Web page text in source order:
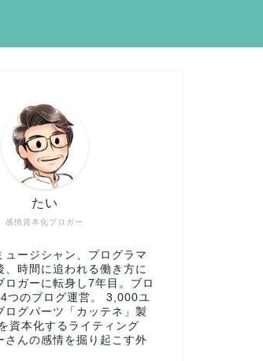
感情資本化ブロガー
たい
ュージシャン、プログラマ
、時間に追われる働き方に
ロガーに転身し7年目。ブロ
つのブログ運営。 3,000ユ
ログパーツ「カッテネ」製
資本化するライティング
さんの感情を掘り起こす外